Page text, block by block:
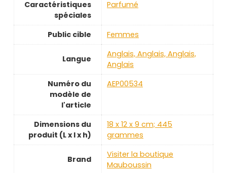
Caractéristiques
spéciales
‎Parfumé
Public cible ‎Femmes
Langue
‎Anglais, Anglais, Anglais,
Anglais
Numéro du
modèle de
l'article
‎AEP00534
Dimensions du
produit (L x l x h)
‎18 x 12 x 9 cm; 445
grammes
Brand
Visiter la boutique
Mauboussin